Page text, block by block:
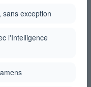
sans exception
l'Intelligence